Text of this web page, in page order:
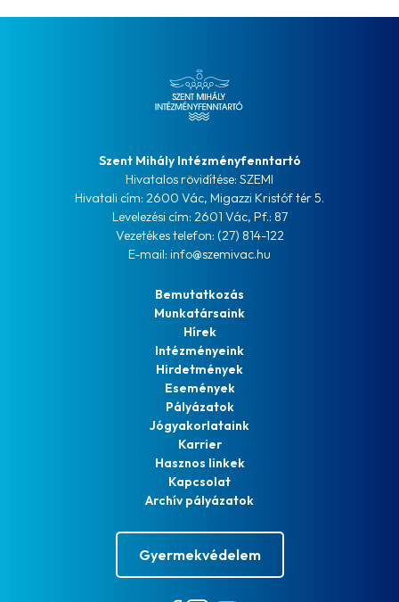
Szent Mihály Intézményfenntartó
Hivatalos rövidítése: SZEMI
Hivatali cím: 2600 Vác, Migazzi Kristóf tér 5.
Levelezési cím: 2601 Vác, Pf.: 87
Vezetékes telefon: (27) 814-122
E-mail: info@szemivac.hu
Bemutatkozás
Munkatársaink
Hírek
Intézményeink
Hirdetmények
Események
Pályázatok
Jógyakorlataink
Karrier
Hasznos linkek
Kapcsolat
Archív pályázatok
Gyermekvédelem